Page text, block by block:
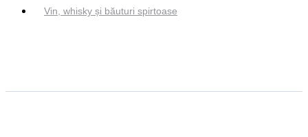
Vin, whisky și băuturi spirtoase